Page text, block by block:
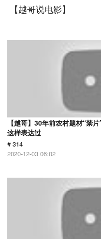
【越哥说电影】
【越哥】30年前农村题材“禁
这样表达过
# 314
2020-12-03 06:02